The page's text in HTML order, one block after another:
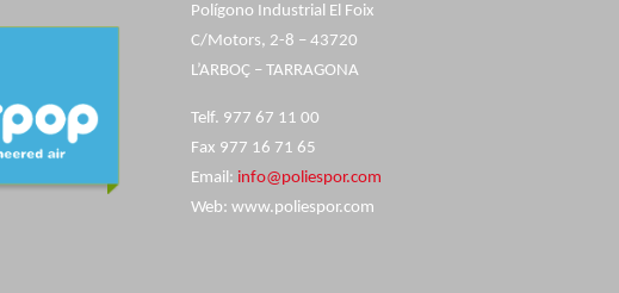
Polígono Industrial El Foix
C/Motors, 2-8 – 43720
L’ARBOÇ – TARRAGONA
Telf. 977 67 11 00
Fax 977 16 71 65
Email: info@poliespor.com
Web: www.poliespor.com